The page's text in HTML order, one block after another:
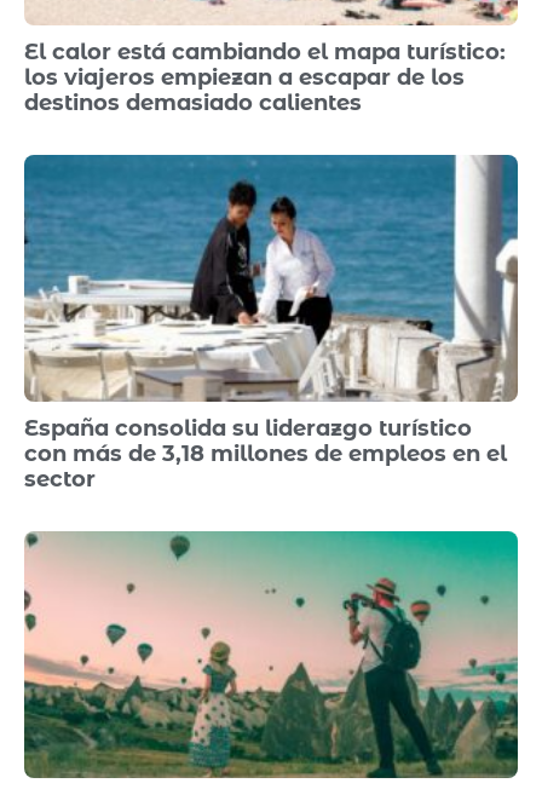
El calor está cambiando el mapa turístico:
los viajeros empiezan a escapar de los
destinos demasiado calientes
España consolida su liderazgo turístico
con más de 3,18 millones de empleos en el
sector